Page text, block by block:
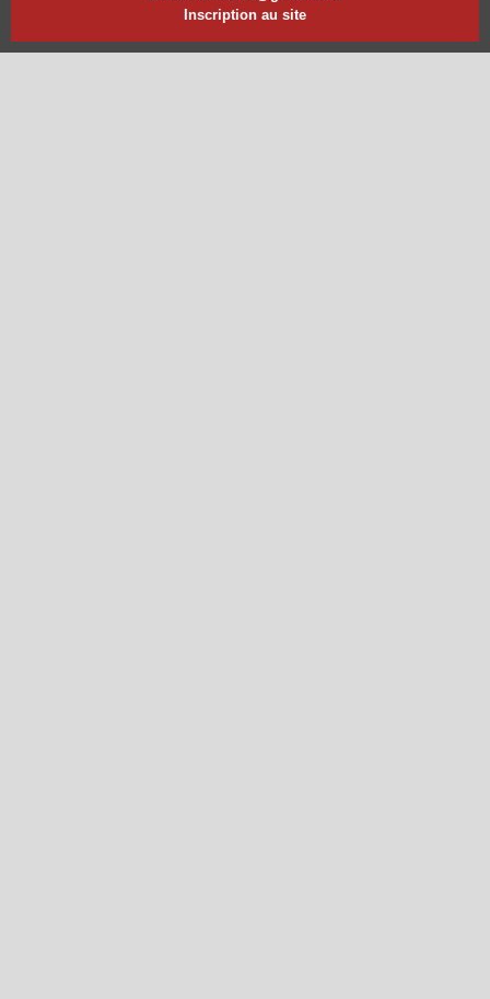
Inscription au site